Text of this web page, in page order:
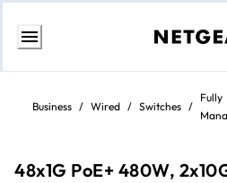
Weiter
InhaltBusiness / Wired / Switches /
Fully
48x1G PoE+ 480W,